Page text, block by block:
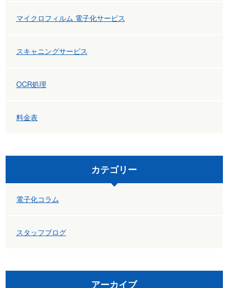
マイクロフィルム 電子化サービス
スキャニングサービス
OCR処理
料金表
カテゴリー
電子化コラム
スタッフブログ
アーカイブ